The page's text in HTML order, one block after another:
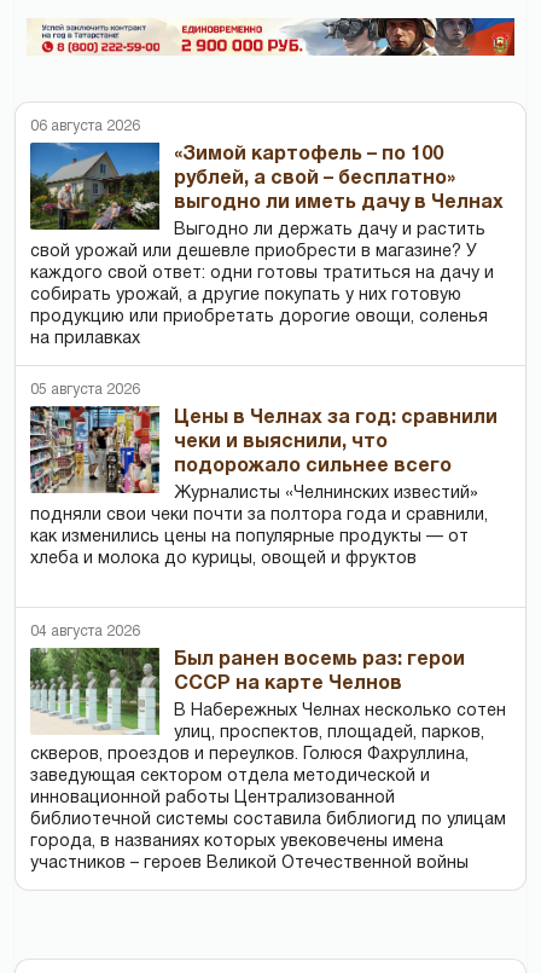
06 августа 2026
«Зимой картофель – по 100
рублей, а свой – бесплатно»
выгодно ли иметь дачу в Челнах
Выгодно ли держать дачу и растить
свой урожай или дешевле приобрести в магазине? У
каждого свой ответ: одни готовы тратиться на дачу и
собирать урожай, а другие покупать у них готовую
продукцию или приобретать дорогие овощи, соленья
на прилавках
05 августа 2026
Цены в Челнах за год: сравнили
чеки и выяснили, что
подорожало сильнее всего
Журналисты «Челнинских известий»
подняли свои чеки почти за полтора года и сравнили,
как изменились цены на популярные продукты — от
хлеба и молока до курицы, овощей и фруктов
04 августа 2026
Был ранен восемь раз: герои
СССР на карте Челнов
В Набережных Челнах несколько сотен
улиц, проспектов, площадей, парков,
скверов, проездов и переулков. Голюся Фахруллина,
заведующая сектором отдела методической и
инновационной работы Централизованной
библиотечной системы составила библиогид по улицам
города, в названиях которых увековечены имена
участников – героев Великой Отечественной войны